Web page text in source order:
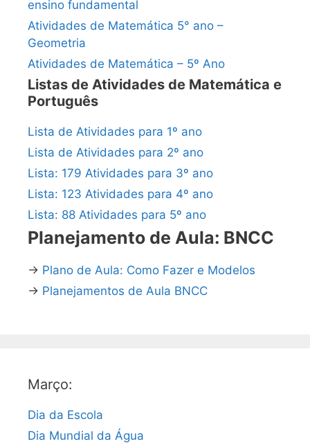
ensino fundamental
Atividades de Matemática 5° ano –
Geometria
Atividades de Matemática – 5º Ano
Listas de Atividades de Matemática e
Português
Lista de Atividades para 1º ano
Lista de Atividades para 2º ano
Lista: 179 Atividades para 3º ano
Lista: 123 Atividades para 4º ano
Lista: 88 Atividades para 5º ano
Planejamento de Aula: BNCC
→ Plano de Aula: Como Fazer e Modelos
→ Planejamentos de Aula BNCC
Março:
Dia da Escola
Dia Mundial da Água